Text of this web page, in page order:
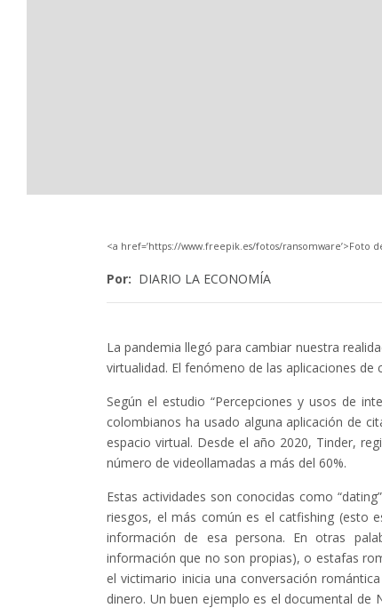
<a href=’https://www.freepik.es/fotos/ransomware’>Foto
Por: DIARIO LA ECONOMÍA
La pandemia llegó para cambiar nuestra
virtualidad. El fenómeno de las aplicaciones
Según el estudio “Percepciones y usos de
colombianos ha usado alguna aplicación de
espacio virtual. Desde el año 2020, Tinder,
número de videollamadas a más del 60%.
Estas actividades son conocidas como
riesgos, el más común es el catfishing (esto
información de esa persona. En otras
información que no son propias), o estafas
el victimario inicia una conversación
dinero. Un buen ejemplo es el documental de